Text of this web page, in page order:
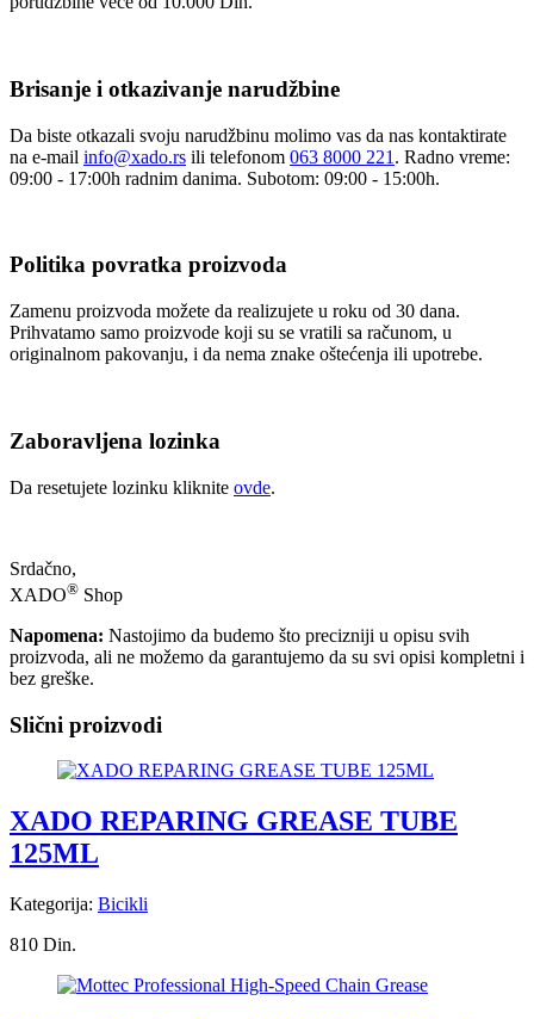
Brisanje i otkazivanje narudžbine
Da biste otkazali svoju narudžbinu molimo vas da nas kontaktirate
na e-mail info@xado.rs ili telefonom 063 8000 221 . Radno vreme:
09:00 - 17:00h radnim danima. Subotom: 09:00 - 15:00h.
Politika povratka proizvoda
Zamenu proizvoda možete da realizujete u roku od 30 dana.
Prihvatamo samo proizvode koji su se vratili sa računom, u
originalnom pakovanju, i da nema znake oštećenja ili upotrebe.
Zaboravljena lozinka
Da resetujete lozinku kliknite ovde.
Srdačno,
XADO® Shop
Napomena: Nastojimo da budemo što precizniji u opisu svih
proizvoda, ali ne možemo da garantujemo da su svi opisi kompletni i
bez greške.
Slični proizvodi
XADO REPARING GREASE TUBE
125ML
Kategorija: Bicikli
810 Din.